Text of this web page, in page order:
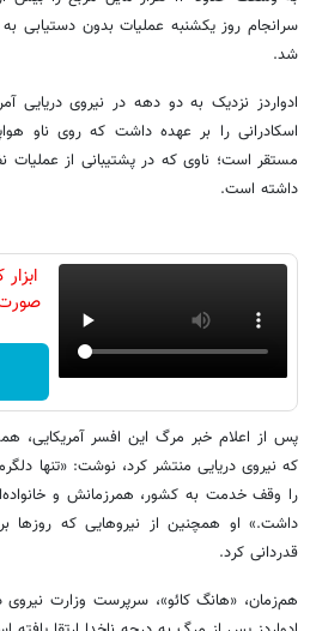
سرانجام روز یکشنبه عملیات بدون دستیابی
شد.
ادواردز نزدیک به دو دهه در نیروی دریایی
اسکادرانی را بر عهده داشت که روی ناو
مستقر است؛ ناوی که در پشتیبانی از عملیات
داشته است.
پس از اعلام خبر مرگ این افسر آمریکایی،
که نیروی دریایی منتشر کرد، نوشت: «تنها
را وقف خدمت به کشور، همرزمانش و
داشت.» او همچنین از نیروهایی که روزها
قدردانی کرد.
هم‌زمان، «هانگ کائو»، سرپرست وزارت نیروی